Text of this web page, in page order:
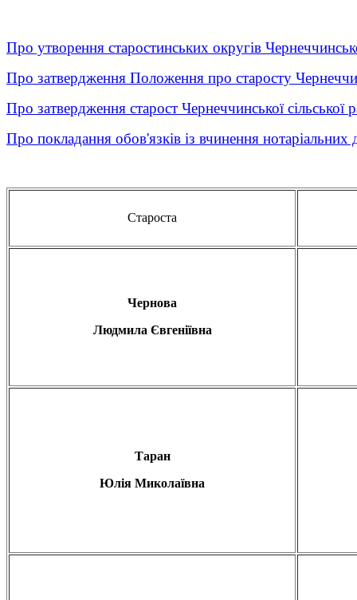
Про утворення старостинських округів
Про затвердження Положення про старосту
Про затвердження старост Чернеччинської сільської
Про покладання обов'язків із вчинення нотаріальних
Староста
Чернова
Людмила Євгеніївна
Таран
Юлія Миколаївна